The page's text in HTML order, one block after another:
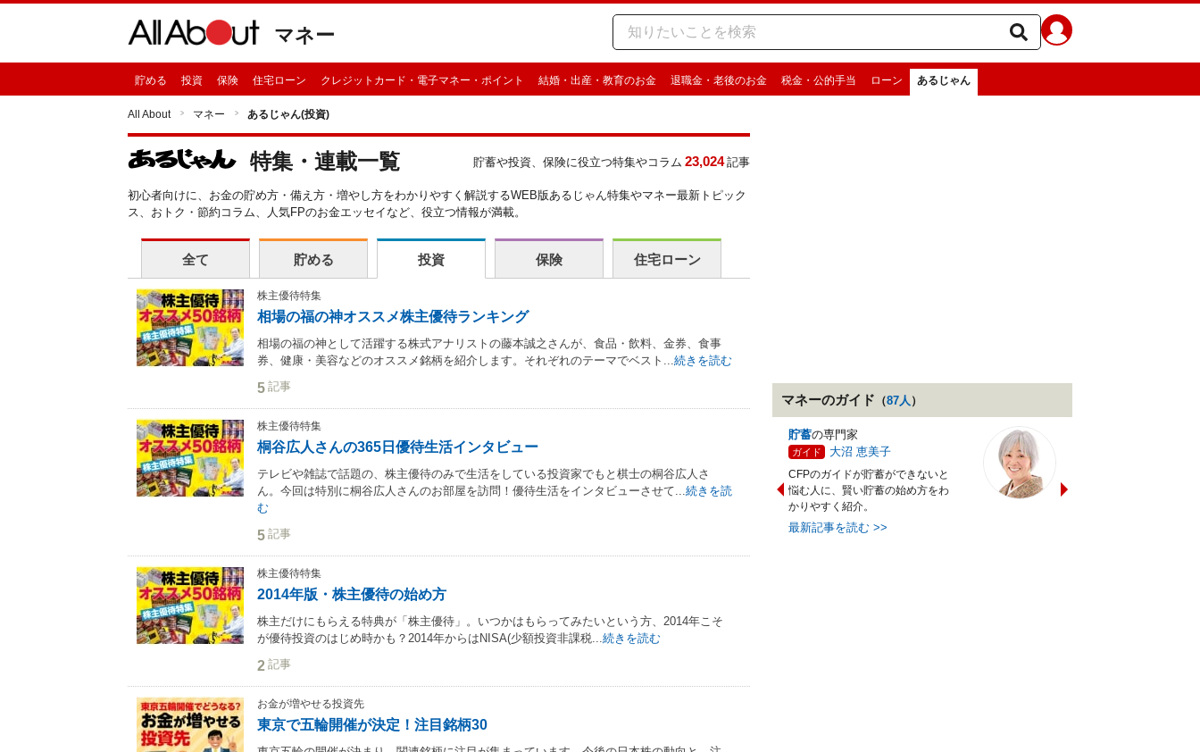
マネー
貯める 投資 保険 住宅ローン クレジットカード・電子マネー・ポイント 結婚・出産・教育のお金 退職金・老後のお金 税金・公的手当 ローン あるじゃん
All About マネー あるじゃん(投資)
特集・連載一覧 貯蓄や投資、保険に役立つ特集やコラム 23,024 記事
初心者向けに、お金の貯め方・備え方・増やし方をわかりやすく解説するWEB版あるじゃん特集やマネー最新トピック
ス、おトク・節約コラム、人気FPのお金エッセイなど、役立つ情報が満載。
全て 貯める 投資 保険 住宅ローン
株主優待特集
相場の福の神オススメ株主優待ランキング
相場の福の神として活躍する株式アナリストの藤本誠之さんが、食品・飲料、金券、食事
券、健康・美容などのオススメ銘柄を紹介します。それぞれのテーマでベスト...続きを読む
5 記事
株主優待特集
桐谷広人さんの365日優待生活インタビュー
テレビや雑誌で話題の、株主優待のみで生活をしている投資家でもと棋士の桐谷広人さ
ん。今回は特別に桐谷広人さんのお部屋を訪問！優待生活をインタビューさせて...続きを読
む
5 記事
株主優待特集
2014年版・株主優待の始め方
株主だけにもらえる特典が「株主優待」。いつかはもらってみたいという方、2014年こそ
が優待投資のはじめ時かも？2014年からはNISA(少額投資非課税...続きを読む
2 記事
お金が増やせる投資先
東京で五輪開催が決定！注目銘柄30
マネーのガイド （87人 ）
貯蓄の専門家
ガイド 大沼 恵美子
CFPのガイドが貯蓄ができないと
悩む人に、賢い貯蓄の始め方をわ
かりやすく紹介。
最新記事を読む >>
トのガイドが今から始める老